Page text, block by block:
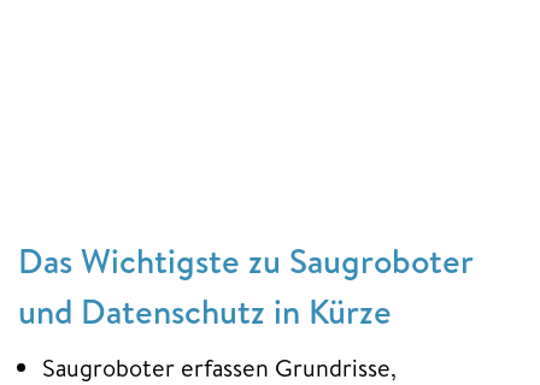
Das Wichtigste zu Saugroboter
und Datenschutz in Kürze
Saugroboter erfassen Grundrisse,